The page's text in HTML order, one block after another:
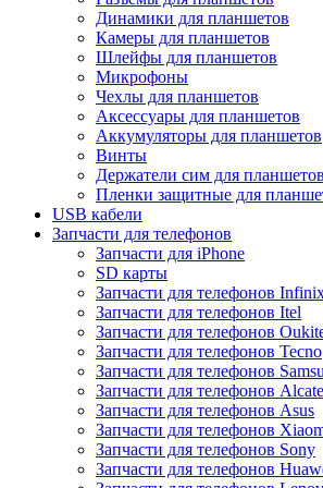
Динамики для планшетов
Камеры для планшетов
Шлейфы для планшетов
Микрофоны
Чехлы для планшетов
Аксессуары для планшетов
Аккумуляторы для планшетов
Винты
Держатели сим для планшетов
Пленки защитные для
USB кабели
Запчасти для телефонов
Запчасти для iPhone
SD карты
Запчасти для телефонов
Запчасти для телефонов Itel
Запчасти для телефонов
Запчасти для телефонов Tecno
Запчасти для телефонов
Запчасти для телефонов
Запчасти для телефонов Asus
Запчасти для телефонов
Запчасти для телефонов Sony
Запчасти для телефонов